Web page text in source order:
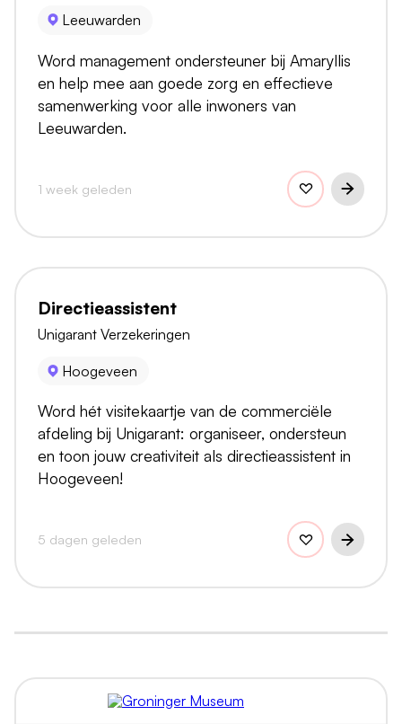
Leeuwarden
Word management ondersteuner bij Amaryllis
en help mee aan goede zorg en effectieve
samenwerking voor alle inwoners van
Leeuwarden.
1 week geleden
Directieassistent
Unigarant Verzekeringen
Hoogeveen
Word hét visitekaartje van de commerciële
afdeling bij Unigarant: organiseer, ondersteun
en toon jouw creativiteit als directieassistent in
Hoogeveen!
5 dagen geleden